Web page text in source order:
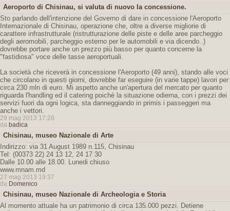
Aeroporto di Chisinau, si valuta di nuovo la concessione.
Sto parlando dell'intenzione del Governo di dare in concessione l'Aeroporto
Internazionale di Chisinau, operazione che, oltre a diverse migliorie di
carattere infrastrutturale (ristrutturazione delle piste e delle aree parcheggio
degli aeromobili, parcheggio esterno per le automobili e via dicendo..)
dovrebbe portare anche un prezzo più basso per quanto concerne la
"fastidiosa" voce delle tasse aeroportuali.
La società che riceverà in concessione l'Aeroporto (49 anni), stando alle voci
che circolano in questi giorni, dovrebbe far eseguire (in varie tappe) lavori per
circa 230 mln di euro. Mi aspetto anche un'apertura del mercato per quanto
riguarda l'handling ed il catering poichè la situazione odierna, con i prezzi dei
servizi fuori da ogni logica, sta danneggiando in primis i passeggeri ma
anche i vettori.
29 mag 2013 17:28
da badica
Chisinau, museo Nazionale di Arte
Indirizzo: via 31 August 1989 n.115, Chisinau
Tel: (00373 22) 24 13 12, 24 17 30
Dalle 10.00 alle 18.00. Lunedi chiuso
www.mnam.md
27 mag 2013 19:37
da Domenico
Chisinau, museo Nazionale di Archeologia e Storia
Al momento attuale ha un patrimonio di circa 135.000 pezzi. Detiene